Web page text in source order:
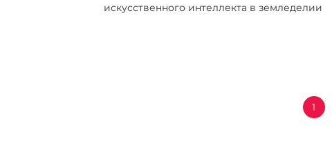
искусственного интеллекта в земледелии
1